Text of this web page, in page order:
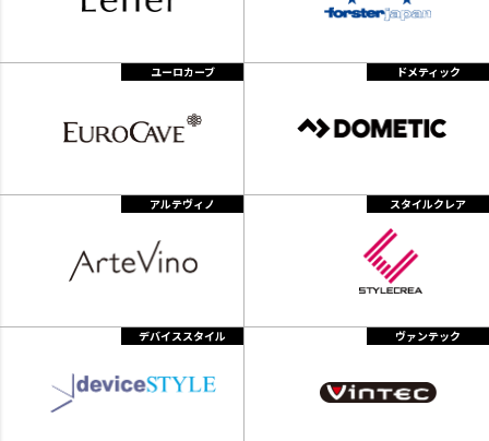
ユーロカーブ ドメティック
アルテヴィノ スタイルクレア
デバイススタイル ヴァンテック